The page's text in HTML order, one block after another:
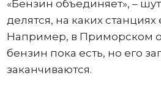
«Бензин объединяет», –
делятся, на каких станциях
Например, в Приморском
бензин пока есть, но его
заканчиваются.